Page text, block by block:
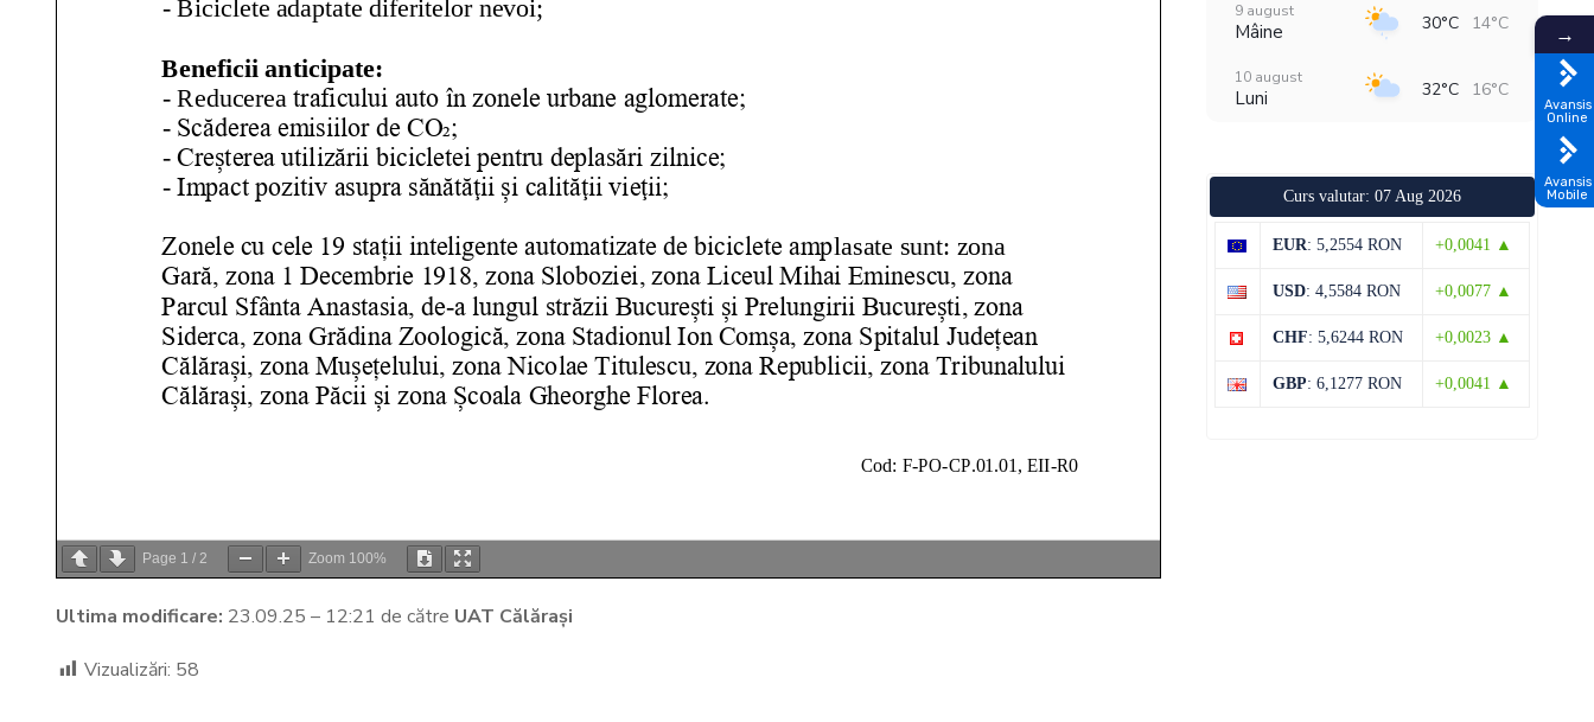
Page 1 / 2 Zoom 100%
Ultima modificare: 23.09.25 – 12:21 de către UAT Călărași
Vizualizări: 58
9 august
Mâine 30°C 14°C
10 august
Luni 32°C 16°C
29°C 18°C
Joi 29°C 18°C
14 august
Curs valutar: 07 Aug 2026
EUR: 5,2554 RON +0,0041 ▲
USD: 4,5584 RON +0,0077 ▲
CHF: 5,6244 RON +0,0023 ▲
GBP: 6,1277 RON +0,0041 ▲
→
Avansis
Online
Avansis
Mobile